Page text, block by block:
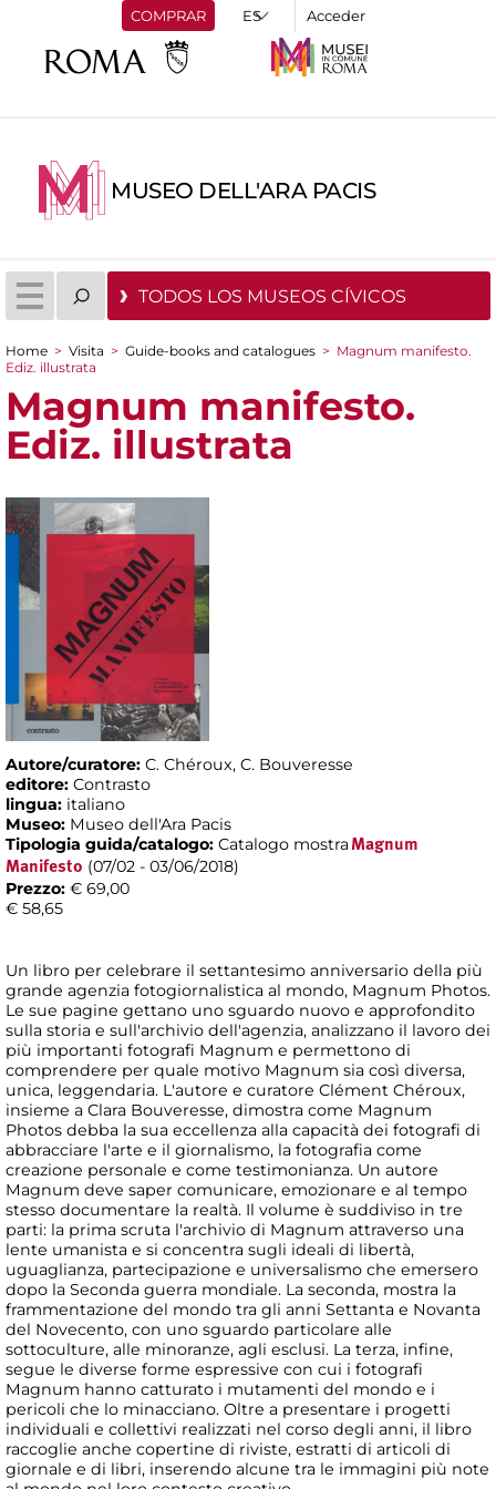
COMPRAR Acceder
MUSEO DELL'ARA PACIS
TODOS LOS MUSEOS CÍVICOS
You are here
Home > Visita > Guide-books and catalogues > Magnum manifesto.
Ediz. illustrata
Magnum manifesto.
Ediz. illustrata
Autore/curatore: C. Chéroux, C. Bouveresse
editore: Contrasto
lingua: italiano
Museo: Museo dell'Ara Pacis
Tipologia guida/catalogo: Catalogo mostraMagnum
Manifesto (07/02 - 03/06/2018)
Prezzo: € 69,00
€ 58,65
Un libro per celebrare il settantesimo anniversario della più
grande agenzia fotogiornalistica al mondo, Magnum Photos.
Le sue pagine gettano uno sguardo nuovo e approfondito
sulla storia e sull'archivio dell'agenzia, analizzano il lavoro dei
più importanti fotografi Magnum e permettono di
comprendere per quale motivo Magnum sia così diversa,
unica, leggendaria. L'autore e curatore Clément Chéroux,
insieme a Clara Bouveresse, dimostra come Magnum
Photos debba la sua eccellenza alla capacità dei fotografi di
abbracciare l'arte e il giornalismo, la fotografia come
creazione personale e come testimonianza. Un autore
Magnum deve saper comunicare, emozionare e al tempo
stesso documentare la realtà. Il volume è suddiviso in tre
parti: la prima scruta l'archivio di Magnum attraverso una
lente umanista e si concentra sugli ideali di libertà,
uguaglianza, partecipazione e universalismo che emersero
dopo la Seconda guerra mondiale. La seconda, mostra la
frammentazione del mondo tra gli anni Settanta e Novanta
del Novecento, con uno sguardo particolare alle
sottoculture, alle minoranze, agli esclusi. La terza, infine,
segue le diverse forme espressive con cui i fotografi
Magnum hanno catturato i mutamenti del mondo e i
pericoli che lo minacciano. Oltre a presentare i progetti
individuali e collettivi realizzati nel corso degli anni, il libro
raccoglie anche copertine di riviste, estratti di articoli di
giornale e di libri, inserendo alcune tra le immagini più note